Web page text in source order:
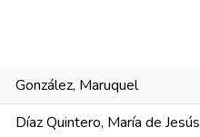
González, Maruquel
Díaz Quintero, María de Jesús